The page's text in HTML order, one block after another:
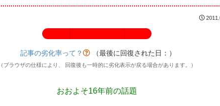
記事の劣化率って？ （最後に回復された日： ）
（ブラウザの仕様により、 回復後も一時的に劣化表示が戻る場合があります。）
おおよそ16年前の話題